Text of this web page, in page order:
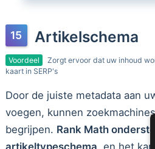
Artikelschema
Voordeel
Zorgt ervoor dat uw inhoud
kaart in SERP's
Door de juiste metadata aan
voegen, kunnen
begrijpen. Rank Math
artikeltypeschema , en het